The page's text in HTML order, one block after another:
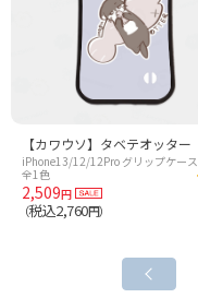
【カワウソ】タベテオッター
iPhone13/12/12Pro グリップケース
全1色
2,509円
（税込2,760円）